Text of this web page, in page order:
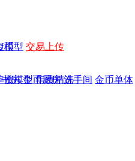
币
费模型 年费精选
模型 交易上传
房 金币厨房 洗手间 金币单体